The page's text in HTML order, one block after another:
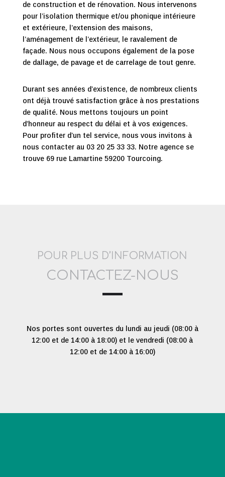
de construction et de rénovation. Nous intervenons
pour l’isolation thermique et/ou phonique intérieure
et extérieure, l’extension des maisons,
l’aménagement de l’extérieur, le ravalement de
façade. Nous nous occupons également de la pose
de dallage, de pavage et de carrelage de tout genre.
Durant ses années d’existence, de nombreux clients
ont déjà trouvé satisfaction grâce à nos prestations
de qualité. Nous mettons toujours un point
d’honneur au respect du délai et à vos exigences.
Pour profiter d’un tel service, nous vous invitons à
nous contacter au 03 20 25 33 33. Notre agence se
trouve 69 rue Lamartine 59200 Tourcoing.
POUR PLUS D’INFORMATION
CONTACTEZ-NOUS
Nos portes sont ouvertes du lundi au jeudi (08:00 à
12:00 et de 14:00 à 18:00) et le vendredi (08:00 à
12:00 et de 14:00 à 16:00)